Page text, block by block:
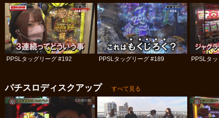
PPSLタッグリーグ #192 PPSLタッグリーグ #189 PPSLタ
パチスロディスクアップ すべて見る